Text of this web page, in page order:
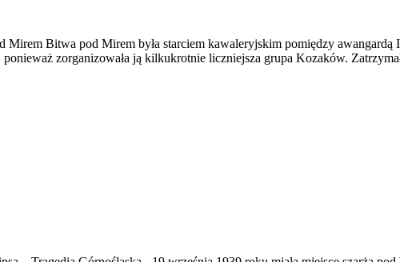
Mirem Bitwa pod Mirem była starciem kawaleryjskim pomiędzy
ponieważ zorganizowała ją kilkukrotnie liczniejsza grupa Kozaków.